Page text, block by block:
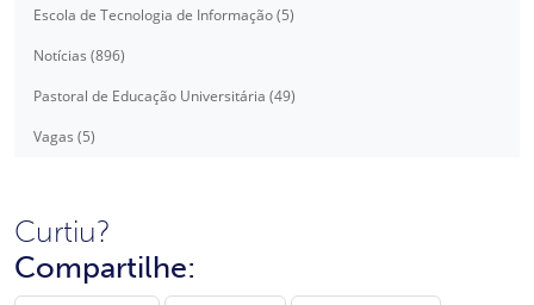
Escola de Tecnologia de Informação (5)
Notícias (896)
Pastoral de Educação Universitária (49)
Vagas (5)
Curtiu?
Compartilhe: